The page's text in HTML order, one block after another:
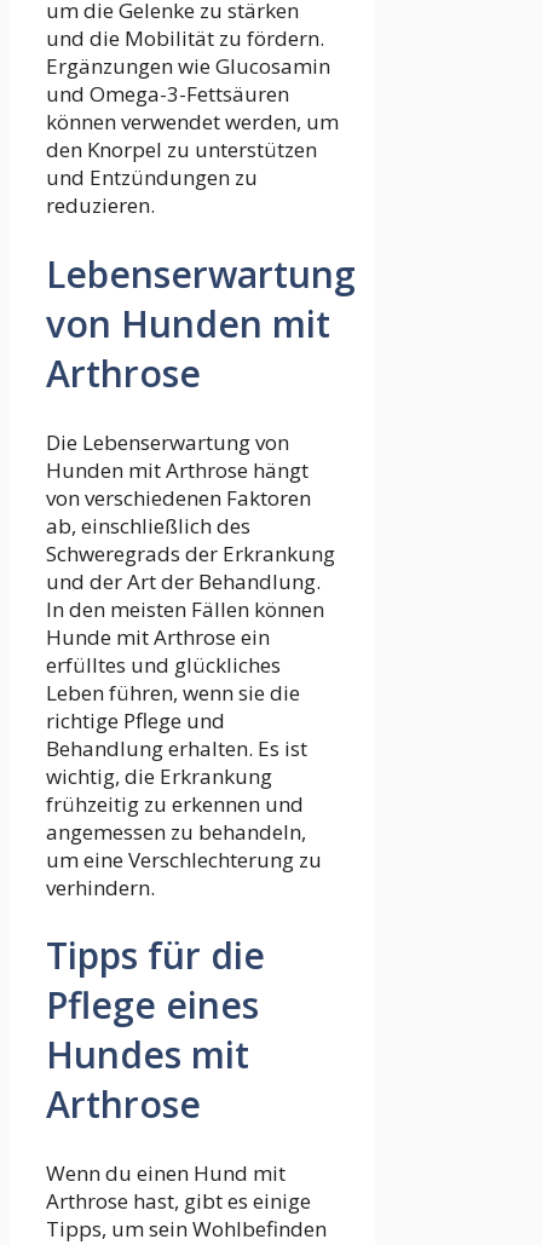
um die Gelenke zu stärken
und die Mobilität zu fördern.
Ergänzungen wie Glucosamin
und Omega-3-Fettsäuren
können verwendet werden, um
den Knorpel zu unterstützen
und Entzündungen zu
reduzieren.
Lebenserwartung
von Hunden mit
Arthrose
Die Lebenserwartung von
Hunden mit Arthrose hängt
von verschiedenen Faktoren
ab, einschließlich des
Schweregrads der Erkrankung
und der Art der Behandlung.
In den meisten Fällen können
Hunde mit Arthrose ein
erfülltes und glückliches
Leben führen, wenn sie die
richtige Pflege und
Behandlung erhalten. Es ist
wichtig, die Erkrankung
frühzeitig zu erkennen und
angemessen zu behandeln,
um eine Verschlechterung zu
verhindern.
Tipps für die
Pflege eines
Hundes mit
Arthrose
Wenn du einen Hund mit
Arthrose hast, gibt es einige
Tipps, um sein Wohlbefinden